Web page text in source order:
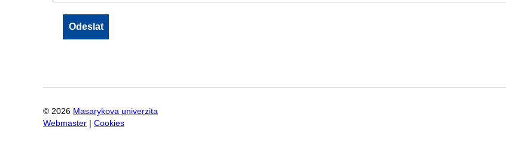
© 2026 Masarykova univerzita
Webmaster
Cookies